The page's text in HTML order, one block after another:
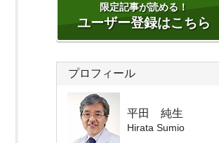
限定記事が読める！
ユーザー登録はこちら
プロフィール
平田 純生
Hirata Sumio